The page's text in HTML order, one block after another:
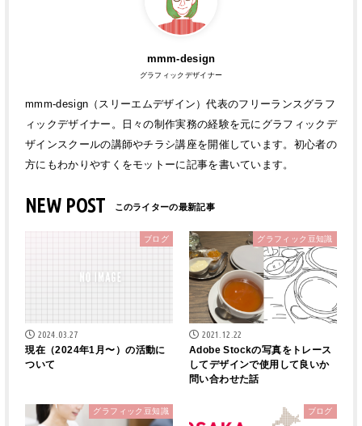
mmm-design
グラフィックデザイナー
mmm-design（スリーエムデザイン）代表のフリーランスグラフ
ィックデザイナー。日々の制作実務の経験を元にグラフィックデ
ザインスクールの講師やチラシ講座を開催しています。初心者の
方にもわかりやすくをモットーに記事を書いています。
NEW POST
ブログ
2024.03.27
現在（2024年1月〜）の活動に
ついて
グラフィック豆知識
2021.12.22
Adobe Stockの写真をトレース
してデザインで使用して良いか
問い合わせた話
グラフィック豆知識 ブログ